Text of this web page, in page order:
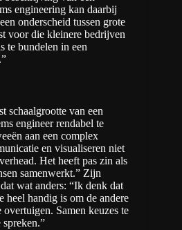
engineering kan daarbij
onderscheid tussen grote
voor die kleinere bedrijven
te bundelen in een
schaalgrootte van een
engineer rendabel te
aan een complex
en visualiseren niet
Het heeft pas zin als
samenwerkt.” Zijn
wat anders: “Ik denk dat
heel handig is om de andere
Samen keuzes te
spreken.”